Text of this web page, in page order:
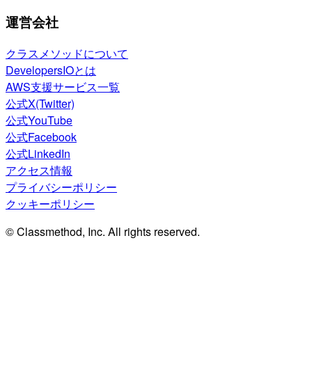
運営会社
クラスメソッドについて
DevelopersIOとは
AWS支援サービス一覧
公式X(Twitter)
公式YouTube
公式Facebook
公式LinkedIn
アクセス情報
プライバシーポリシー
クッキーポリシー
© Classmethod, Inc. All rights reserved.